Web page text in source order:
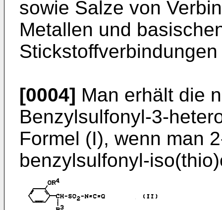
sowie Salze von
Metallen und
[0004] Man erhält die
Benzylsulfonyl-3-­
Formel (I), wenn man
benzylsulfonyl-